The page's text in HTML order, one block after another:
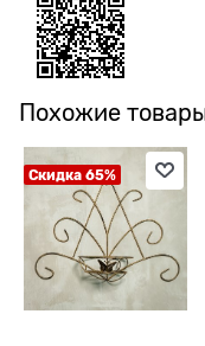
Похожие
Скидка 65%